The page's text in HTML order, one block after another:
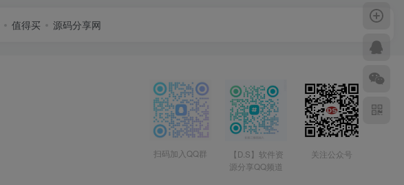
值得买 源码分享网
扫码加入QQ群
【D.S】软件资
源分享QQ频道
关注公众号